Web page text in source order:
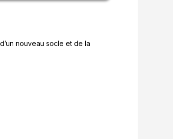
nouveau socle et de la